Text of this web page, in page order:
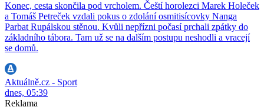
Konec, cesta skončila pod vrcholem. Čeští horolezci Marek Holeček
a Tomáš Petreček vzdali pokus o zdolání osmitisícovky Nanga
Parbat Rupálskou stěnou. Kvůli nepřízni počasí prchali zpátky do
základního tábora. Tam už se na dalším postupu neshodli a vracejí
se domů.
Aktuálně.cz - Sport
dnes, 05:39
Reklama